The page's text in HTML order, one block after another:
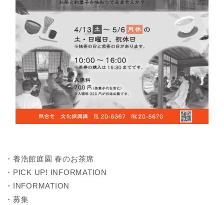
・養浩館庭園 春のお茶席
・PICK UP! INFORMATION
・INFORMATION
・募集